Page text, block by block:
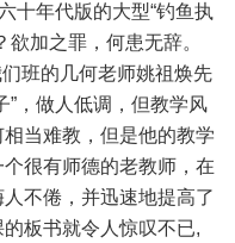
十年代版的大型“钓鱼执
加之罪，何患无辞。
班的几何老师姚祖焕先
”，做人低调，但教学风
当难教，但是他的教学
很有师德的老教师，在
不倦，并迅速地提高了
板书就令人惊叹不已,